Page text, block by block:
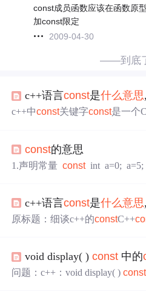
const成员函数应该在函数原
加const限定
2009-04-30
——到底
c++语言const是什么意思
c++中const关键字const是一个
键字，一起来看一下吧。define与
在预处理时，是简单地字符替
const的意思
1.声明常量constint a=0; a=5;
时不被改变 class A {
c++语言const是什么意思
原标题：细谈c++的constC++
数，返回值，函数参数。1、C
= 10;//不要把a看成常量//a的本
void display( )const 中的
问题：c++：void display( )const